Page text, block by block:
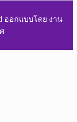
ออกแบบโดย งาน